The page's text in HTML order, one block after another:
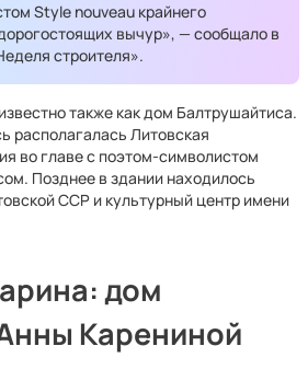
Style nouveau крайнего
вычур», — сообщало в
строителя».
также как дом Балтрушайтиса.
располагалась Литовская
во главе с поэтом-символистом
Позднее в здании находилось
ССР и культурный центр имени
дом
Карениной